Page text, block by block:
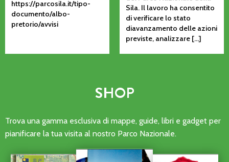
https://parcosila.it/tipo-
documento/albo-
pretorio/avvisi
Sila. Il lavoro ha consentito
di verificare lo stato
diavanzamento delle azioni
previste, analizzare […]
SHOP
Trova una gamma esclusiva di mappe, guide, libri e gadget per
pianificare la tua visita al nostro Parco Nazionale.